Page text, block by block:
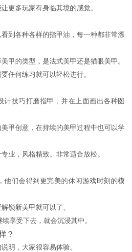
更多玩家有身临其境的感觉。
到各种各样的指甲油，每一种都非常漂
甲的类型，是法式美甲还是猫眼美甲。
任何练习就可以轻松进行。
计技巧打磨指甲，并在上面画出各种图
甲创意，在持续的美甲过程中也可以学
业，风格精致。非常适合放松。
他们会得到更完美的休闲游戏时刻的模
锁新美甲就可以了。
享受下去，就会沉浸其中。
？
明，大家很容易体验。